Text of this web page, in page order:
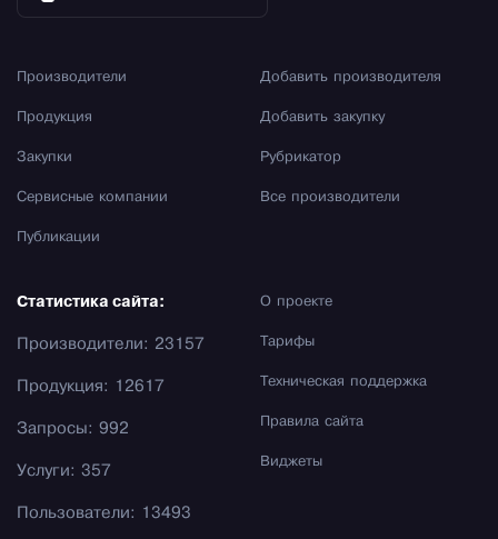
Производители
Продукция
Закупки
Сервисные компании
Публикации
Добавить производителя
Добавить закупку
Рубрикатор
Все производители
О проекте
Тарифы
Техническая поддержка
Правила сайта
Виджеты
Статистика сайта:
Производители: 23157
Продукция: 12617
Запросы: 992
Услуги: 357
Пользователи: 13493